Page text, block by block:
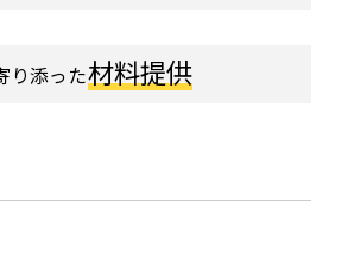
り添った材料提供